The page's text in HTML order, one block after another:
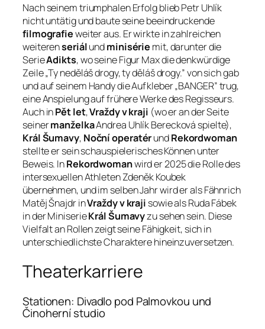
Nach seinem triumphalen Erfolg blieb Petr Uhlík
nicht untätig und baute seine beeindruckende
filmografieweiter aus. Er wirkte in zahlreichen
weiterenseriálundminisérie mit, darunter die
SerieAdikts, wo seine Figur Max die denkwürdige
Zeile „Ty neděláš drogy, ty děláš drogy.” von sich gab
und auf seinem Handy die Aufkleber „BANGER” trug,
eine Anspielung auf frühere Werke des Regisseurs.
Auch inPět let,Vraždy v kraji (wo er an der Seite
seinermanželkaAndrea Uhlík Berecková spielte),
Král Šumavy, Noční operatérundRekordwoman
stellte er sein schauspielerisches Können unter
Beweis. InRekordwomanwird er 2025 die Rolle des
intersexuellen Athleten Zdeněk Koubek
übernehmen, und im selben Jahr wird er als Fähnrich
Matěj Šnajdr inVraždy v kraji sowie als Ruda Fábek
in der MiniserieKrál Šumavyzu sehen sein. Diese
Vielfalt an Rollen zeigt seine Fähigkeit, sich in
unterschiedlichste Charaktere hineinzuversetzen.
Theaterkarriere
Stationen: Divadlo pod Palmovkou und
Činoherní studio